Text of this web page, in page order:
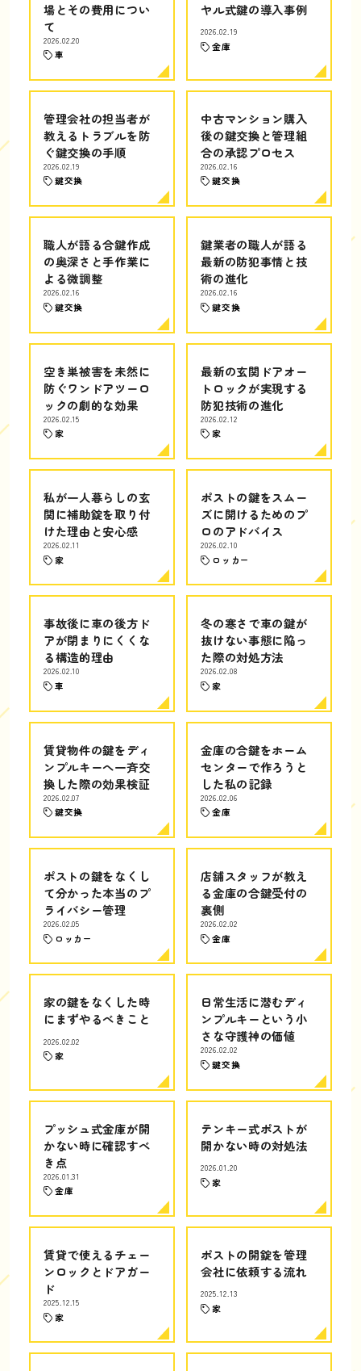
場とその費用につい
て
2026.02.20
車
ヤル式鍵の導入事例
2026.02.19
金庫
管理会社の担当者が
教えるトラブルを防
ぐ鍵交換の手順
2026.02.19
鍵交換
中古マンション購入
後の鍵交換と管理組
合の承認プロセス
2026.02.16
鍵交換
職人が語る合鍵作成
の奥深さと手作業に
よる微調整
2026.02.16
鍵交換
鍵業者の職人が語る
最新の防犯事情と技
術の進化
2026.02.16
鍵交換
空き巣被害を未然に
防ぐワンドアツーロ
ックの劇的な効果
2026.02.15
家
最新の玄関ドアオー
トロックが実現する
防犯技術の進化
2026.02.12
家
私が一人暮らしの玄
関に補助錠を取り付
けた理由と安心感
2026.02.11
家
ポストの鍵をスムー
ズに開けるためのプ
ロのアドバイス
2026.02.10
ロッカー
事故後に車の後方ド
アが閉まりにくくな
る構造的理由
2026.02.10
車
冬の寒さで車の鍵が
抜けない事態に陥っ
た際の対処方法
2026.02.08
家
賃貸物件の鍵をディ
ンプルキーへ一斉交
換した際の効果検証
2026.02.07
鍵交換
金庫の合鍵をホーム
センターで作ろうと
した私の記録
2026.02.06
金庫
ポストの鍵をなくし
て分かった本当のプ
ライバシー管理
2026.02.05
ロッカー
店舗スタッフが教え
る金庫の合鍵受付の
裏側
2026.02.02
金庫
家の鍵をなくした時
にまずやるべきこと
2026.02.02
家
日常生活に潜むディ
ンプルキーという小
さな守護神の価値
2026.02.02
鍵交換
プッシュ式金庫が開
かない時に確認すべ
き点
2026.01.31
金庫
テンキー式ポストが
開かない時の対処法
2026.01.20
家
賃貸で使えるチェー
ンロックとドアガー
ド
2025.12.15
家
ポストの開錠を管理
会社に依頼する流れ
2025.12.13
家